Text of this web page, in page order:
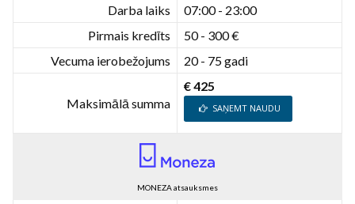
Darba laiks
07:00 - 23:00
Pirmais kredīts
50 - 300 €
Vecuma ierobežojums
20 - 75 gadi
Maksimālā summa
€ 425
SAŅEMT NAUDU
MONEZA atsauksmes